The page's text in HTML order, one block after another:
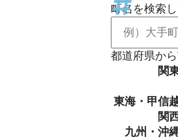
町名を検索
都道府県か
関
東海・甲信
関
九州・沖